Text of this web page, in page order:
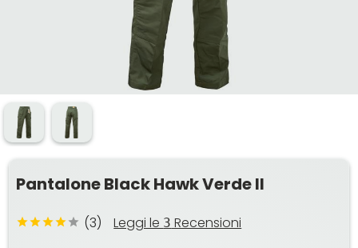
Pantalone Black Hawk Verde II
(3) Leggi le 3 Recensioni